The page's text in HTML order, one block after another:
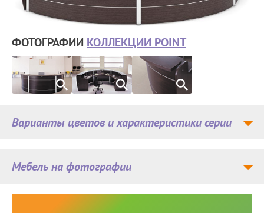
ФОТОГРАФИИ КОЛЛЕКЦИИ POINT
Мебель на фотографии
Варианты цветов и характеристики серии